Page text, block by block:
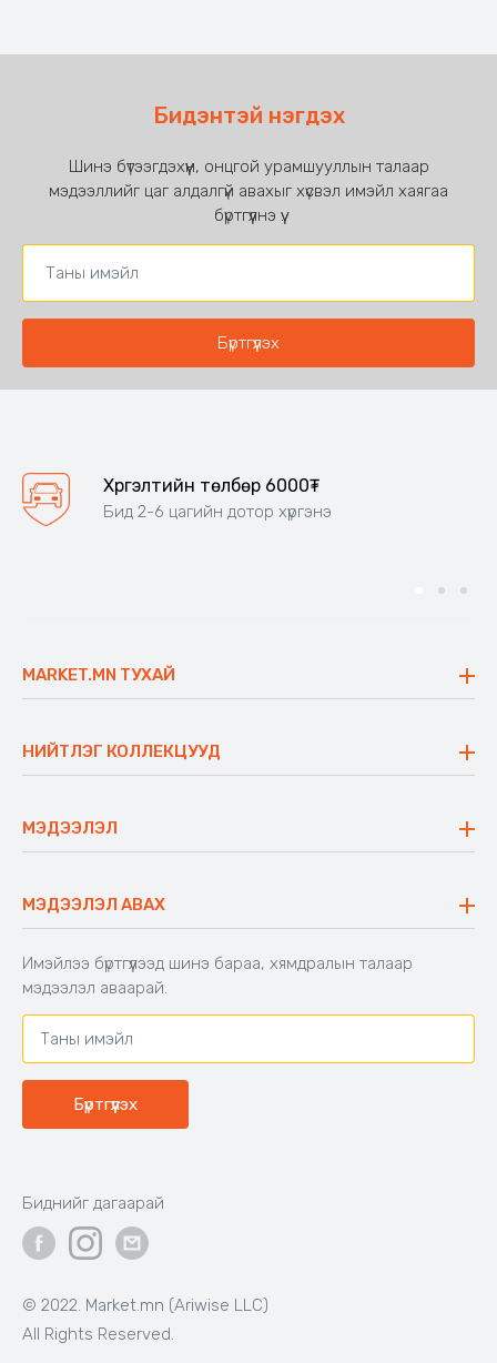
Бидэнтэй нэгдэх
Шинэ бүтээгдэхүүн, онцгой урамшууллын талаар
мэдээллийг цаг алдалгүй авахыг хүсвэл имэйл хаягаа
бүртгүүлнэ үү.
Хүргэлтийн төлбөр 6000₮
Бид 2-6 цагийн дотор хүргэнэ
MARKET.MN ТУХАЙ
Үнэт зүйлс
Ажлын байр
Блог
НИЙТЛЭГ КОЛЛЕКЦУУД
Сүүдрэвч
Аяны ширээ
Аяны түшлэгтэй сандал
МЭДЭЭЛЭЛ
Буцаалтын журам
Захиалга шалгах
Хамтран ажиллах
Холбоо барих
МЭДЭЭЛЭЛ АВАХ
Имэйлээ бүртгүүлээд шинэ бараа, хямдралын талаар
мэдээлэл аваарай.
Бүртгүүлэх
© 2022. Market.mn (Ariwise LLC)
All Rights Reserved.
Биднийг дагаарай